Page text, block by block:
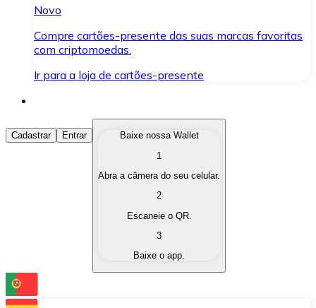
Novo
Compre cartões-presente das suas marcas favoritas
com criptomoedas.
Ir para a loja de cartões-presente
Comprar Criptomoedas
Compre as criptomoedas de seu interesse de forma
Converta suas criptomoedas em moeda fiduciária
Troque uma criptomoeda por outra
Cadastrar Entrar
Baixe nossa Wallet
1
Abra a câmera do seu celular.
2
Escaneie o QR.
3
Baixe o app.